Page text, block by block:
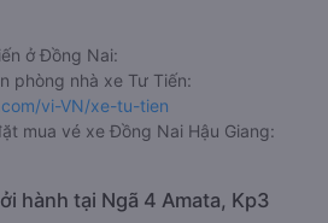
ở Đồng Nai:
phòng nhà xe Tư Tiến:
vi-VN/xe-tu-tien
mua vé xe Đồng Nai Hậu Giang:
hành tại Ngã 4 Amata, Kp3